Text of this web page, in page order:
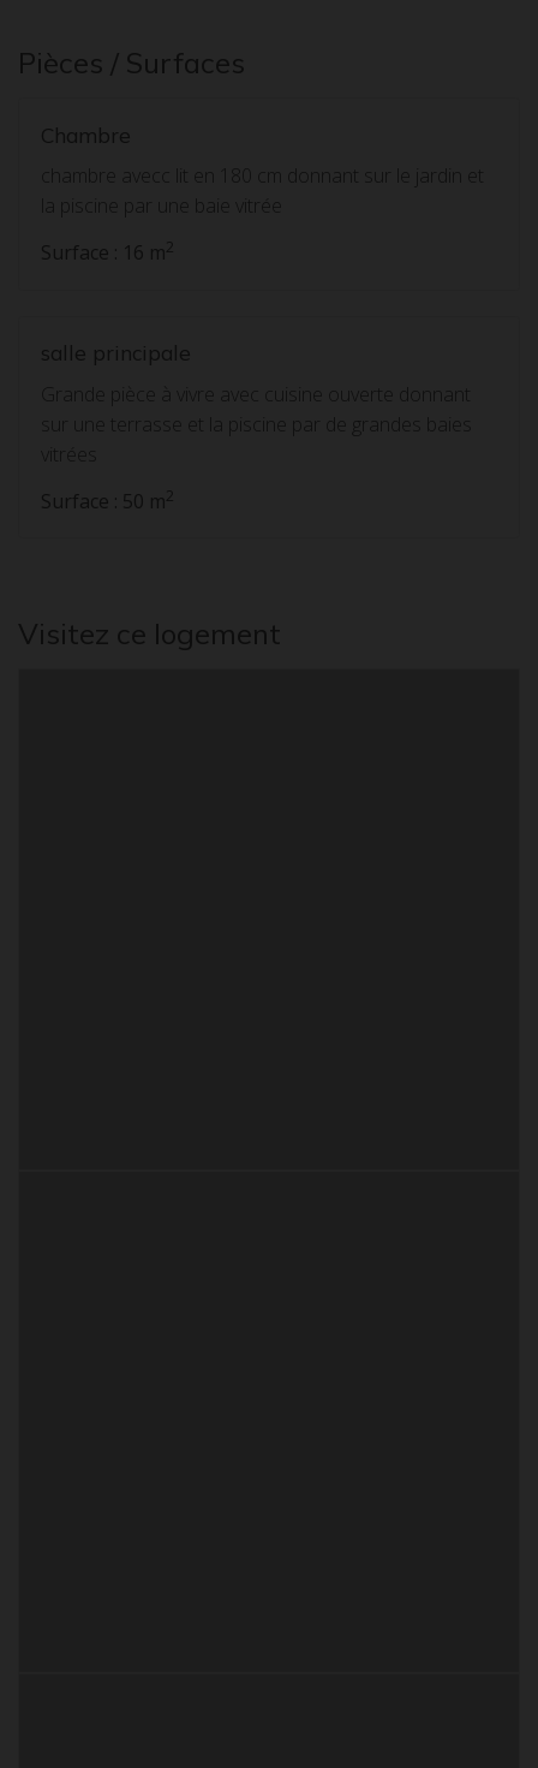
Pièces / Surfaces
Chambre
chambre avecc lit en 180 cm donnant sur le jardin et
la piscine par une baie vitrée
Surface : 16 m2
salle principale
Grande pièce à vivre avec cuisine ouverte donnant
sur une terrasse et la piscine par de grandes baies
vitrées
Surface : 50 m2
Visitez ce logement